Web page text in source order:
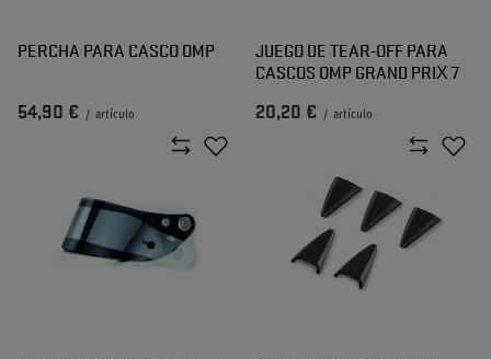
PERCHA PARA CASCO OMP
54,90 € / artículo
JUEGO DE TEAR-OFF PARA
CASCOS OMP GRAND PRIX 7
20,20 € / artículo